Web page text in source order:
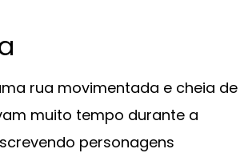
rua movimentada e cheia de
muito tempo durante a
personagens